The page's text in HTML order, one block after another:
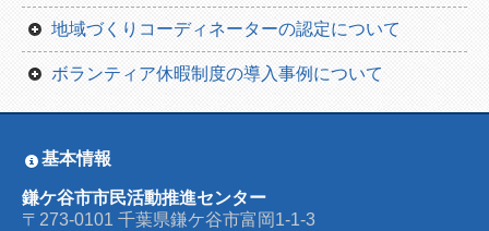
地域づくりコーディネーターの認定について
ボランティア休暇制度の導入事例について
基本情報
鎌ケ谷市市民活動推進センター
〒273-0101 千葉県鎌ケ谷市富岡1-1-3